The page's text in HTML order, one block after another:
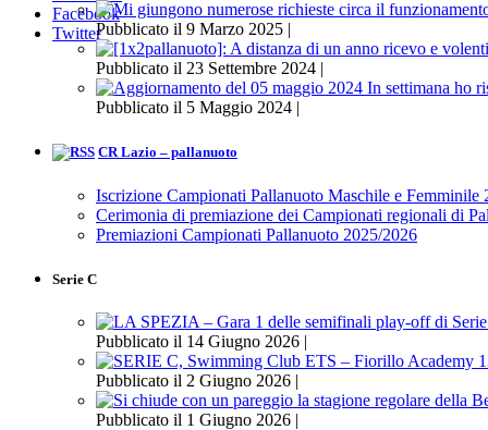
Facebook
TwitterPubblicato il 9 Marzo 2025 |
Pubblicato il 23 Settembre 2024 |
Pubblicato il 5 Maggio 2024 |
CR Lazio – pallanuoto
Iscrizione Campionati Pallanuoto Maschile e Femminile
Cerimonia di premiazione dei Campionati regionali di
Premiazioni Campionati Pallanuoto 2025/2026
Serie C
Pubblicato il 14 Giugno 2026 |
Pubblicato il 2 Giugno 2026 |
Pubblicato il 1 Giugno 2026 |